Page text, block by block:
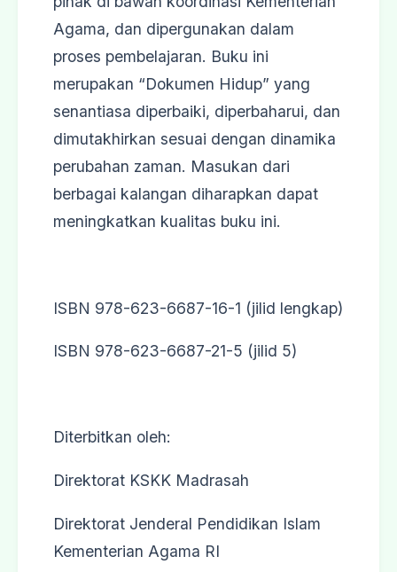
Agama, dan dipergunakan dalam
proses pembelajaran. Buku ini
merupakan “Dokumen Hidup” yang
senantiasa diperbaiki, diperbaharui, dan
dimutakhirkan sesuai dengan dinamika
perubahan zaman. Masukan dari
berbagai kalangan diharapkan dapat
meningkatkan kualitas buku ini.
ISBN 978-623-6687-16-1 (jilid lengkap)
ISBN 978-623-6687-21-5 (jilid 5)
Diterbitkan oleh:
Direktorat KSKK Madrasah
Direktorat Jenderal Pendidikan Islam
Kementerian Agama RI